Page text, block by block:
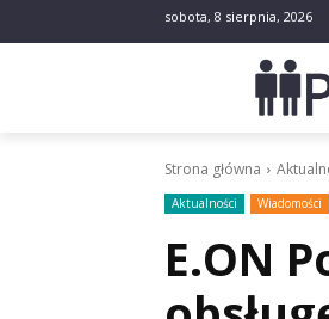
sobota, 8 sierpnia, 2026
Strona główna
Aktualności Wiadomości
E.ON